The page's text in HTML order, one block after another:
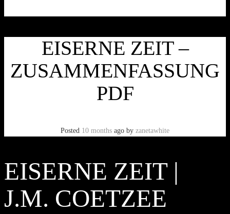
EISERNE ZEIT –
ZUSAMMENFASSUNG
PDF
Posted 10 months ago by zanetawhite
EISERNE ZEIT |
J.M. COETZEE